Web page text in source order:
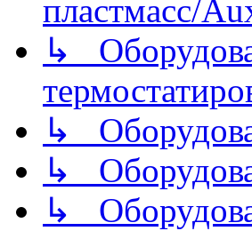
пластмасс/
↳
↳
↳
↳